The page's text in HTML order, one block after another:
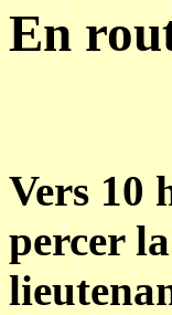
En
Vers 10
percer